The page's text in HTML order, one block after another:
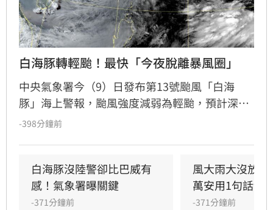
白海豚轉輕颱！最快「今夜脫離暴風圈」
中央氣象署今（9）日發布第13號颱風「白海
豚」海上警報，颱風強度減弱為輕颱，預計深夜
至明晨脫離暴風圈。受外圍雲系及西南風影響，
沉降影響，恐出現36度高溫及焚風。氣象署持續
發布陸上強風特報，提醒嘉義以北、恆春半島及
離島留意強陣風。
-398分鐘前
白海豚沒陸警卻比巴威有
感！氣象署曝關鍵
-371分鐘前
風大雨大沒放
萬安用1句話卸
-371分鐘前